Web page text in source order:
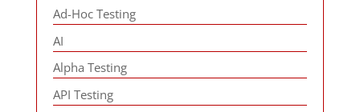
Ad-Hoc Testing
AI
Alpha Testing
API Testing